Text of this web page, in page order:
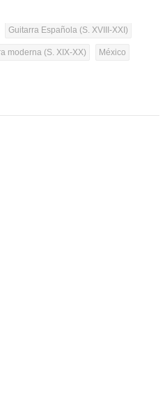
Guitarra Española (S. XVIII-XXI)
moderna (S. XIX-XX) México